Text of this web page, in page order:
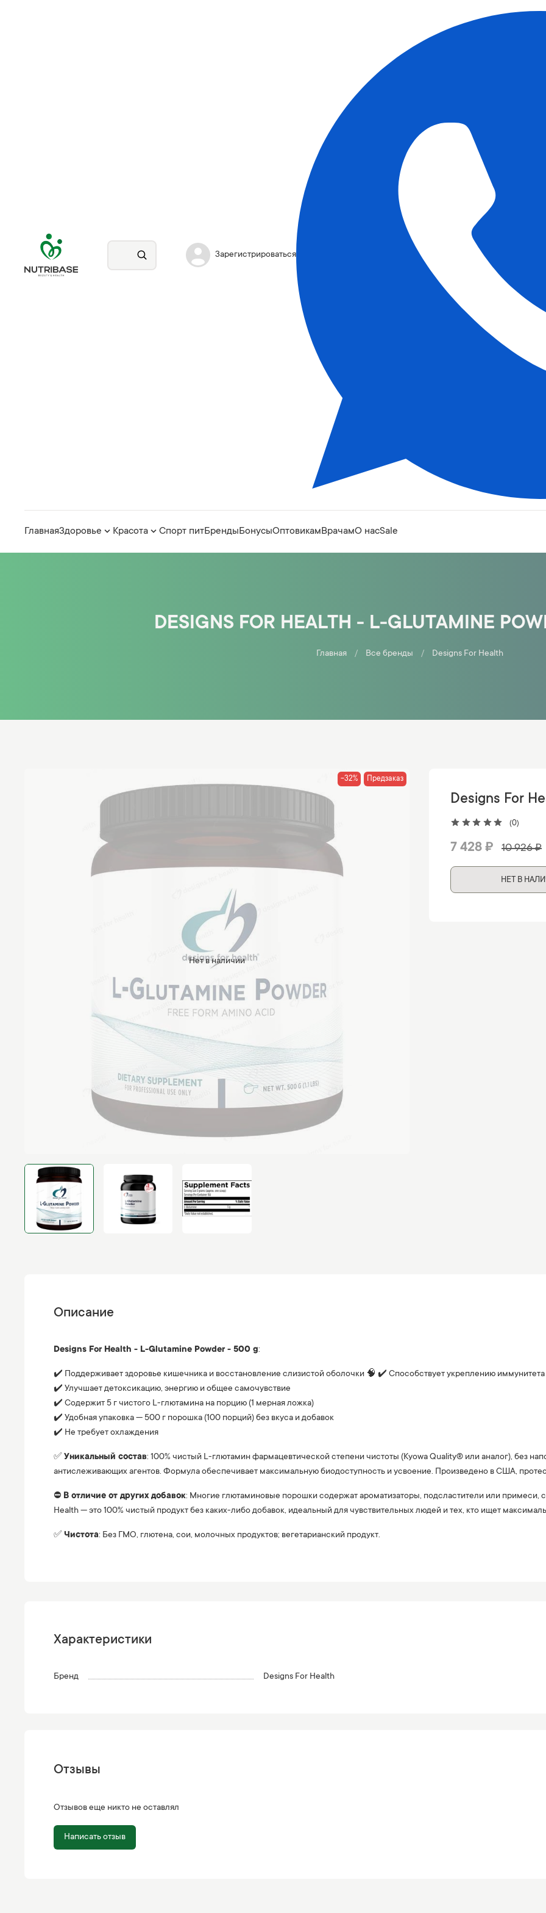
Зарегистрироваться
ГлавнаяЗдоровье Красота Спорт питБрендыБонусыОптовикамВрачамО насSale
DESIGNS FOR HEALTH - L-GLUTAMINE
Главная Все бренды Designs For Health
Нет в наличии
-32% Предзаказ
(0)
Designs For
7 428 ₽ 10 926 ₽
НЕТ В
Описание
Designs For Health - L-Glutamine Powder - 500 g:
✔️ Поддерживает здоровье кишечника и восстановление слизистой оболочки 🧠 ✔️ Способствует укреплению
✔️ Улучшает детоксикацию, энергию и общее самочувствие
✔️ Содержит 5 г чистого L-глютамина на порцию (1 мерная ложка)
✔️ Удобная упаковка — 500 г порошка (100 порций) без вкуса и добавок
✔️ Не требует охлаждения
✅ Уникальный состав: 100% чистый L-глютамин фармацевтической степени чистоты (Kyowa Quality® или аналог), без
антислеживающих агентов. Формула обеспечивает максимальную биодоступность и усвоение. Произведено в США,
⛔️ В отличие от других добавок: Многие глютаминовые порошки содержат ароматизаторы, подсластители или примеси,
Health — это 100% чистый продукт без каких-либо добавок, идеальный для чувствительных людей и тех, кто ищет
✅ Чистота: Без ГМО, глютена, сои, молочных продуктов; вегетарианский продукт.
Характеристики
Бренд Designs For Health
Отзывы
Отзывов еще никто не оставлял
Написать отзыв